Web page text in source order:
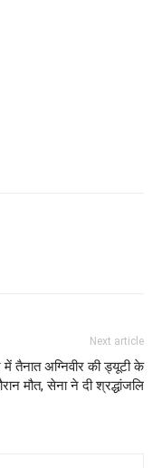
Next article
में तैनात अग्निवीर की ड्यूटी के
मौत, सेना ने दी श्रद्धांजलि